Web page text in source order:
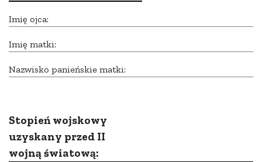
Imię ojca:
Imię matki:
Nazwisko panieńskie matki:
Stopień wojskowy
uzyskany przed II
wojną światową: